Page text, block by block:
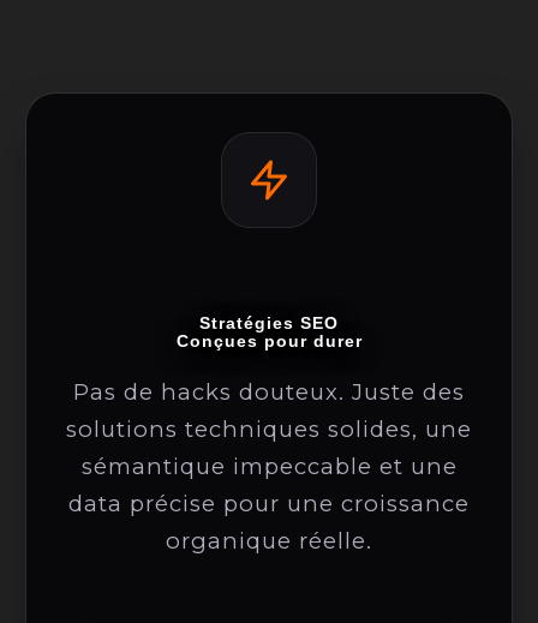
Stratégies SEO
Conçues pour durer
Pas de hacks douteux. Juste des
solutions techniques solides, une
sémantique impeccable et une
data précise pour une croissance
organique réelle.